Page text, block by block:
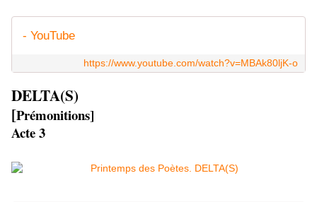
- YouTube
https://www.youtube.com/watch?v=MBAk80ljK-o
DELTA(S)
[Prémonitions]
Acte 3